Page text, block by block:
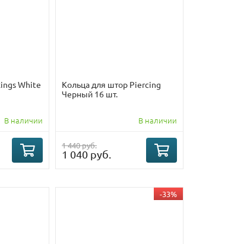
White
В наличии
Кольца для штор Piercing
Черный 16 шт.
В наличии
1 440 руб.
1 040 руб.
-33%